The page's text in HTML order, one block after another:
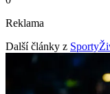
Reklama
Další články z